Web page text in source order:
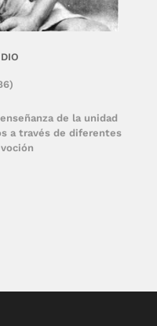
de la unidad
a través de diferentes